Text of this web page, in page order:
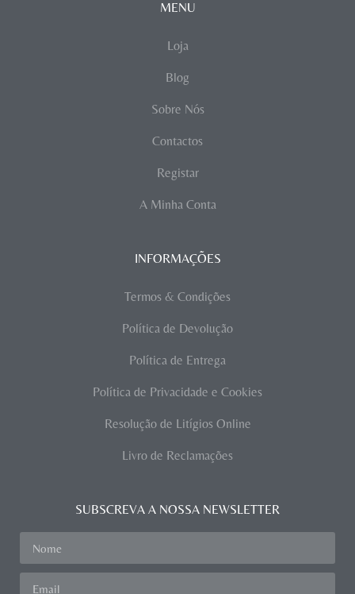
MENU
Loja
Blog
Sobre Nós
Contactos
Registar
A Minha Conta
INFORMAÇÕES
Termos & Condições
Política de Devolução
Política de Entrega
Política de Privacidade e Cookies
Resolução de Litígios Online
Livro de Reclamações
SUBSCREVA A NOSSA NEWSLETTER